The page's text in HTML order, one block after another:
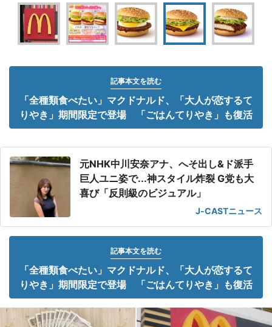
記事本文を読む
「全種類食べたい」マクドナルド、「大人が恋するて
りやき」期間限定で登場 「ごはんてりやき」も復活
元NHK中川安奈アナ、へそ出し&ド派手
巨人ユニ姿で...神スタイル炸裂 G党も大
喜び「反則級のビジュアル」
J-CASTニュース
記事本文を読む
「全種類食べたい」マクドナルド、「大人が恋するて
りやき」期間限定で登場 「ごはんてりやき」も復活